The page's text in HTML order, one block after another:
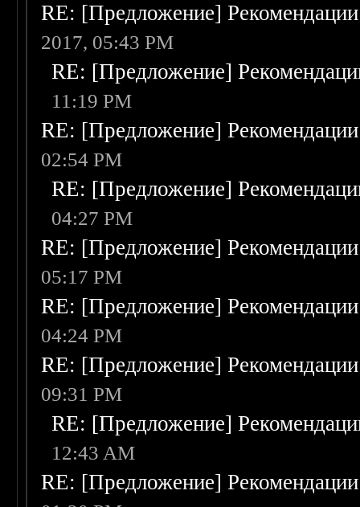
RE: [Предложение]
2017, 05:43 PM
RE: [Предложение]
11:19 PM
RE: [Предложение]
02:54 PM
RE: [Предложение]
04:27 PM
RE: [Предложение]
05:17 PM
RE: [Предложение]
04:24 PM
RE: [Предложение]
09:31 PM
RE: [Предложение]
12:43 AM
RE: [Предложение]